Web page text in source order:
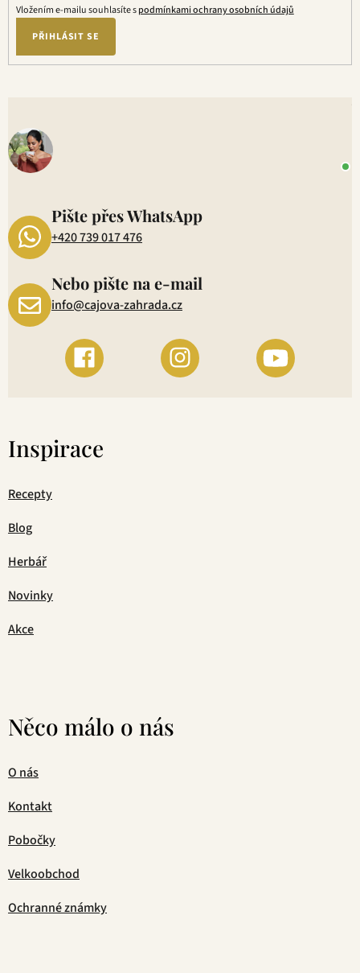
Vložením e-mailu souhlasíte spodmínkami ochrany osobních údajů
PŘIHLÁSIT SE
Pište přes WhatsApp
+420 739 017 476
Nebo pište na e-mail
info@cajova-zahrada.cz
Inspirace
Recepty
Blog
Herbář
Novinky
Akce
Něco málo o nás
O nás
Kontakt
Pobočky
Velkoobchod
Ochranné známky